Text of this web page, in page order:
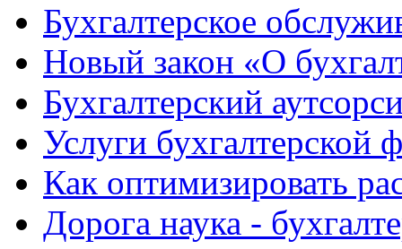
Бухгалтерское
Новый закон «О
Бухгалтерский
Услуги бухгалтерской
Как оптимизировать
Дорога наука -